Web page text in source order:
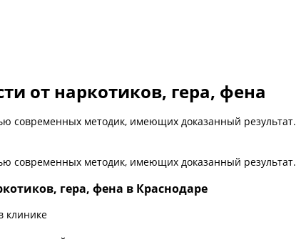
от наркотиков, гера, фена
современных методик, имеющих доказанный результат.
современных методик, имеющих доказанный результат.
гера, фена в Краснодаре
клинике